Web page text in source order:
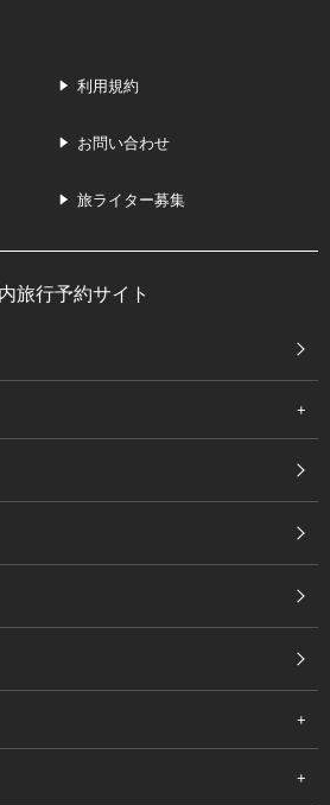
利用規約
お問い合わせ
旅ライター募集
旅行予約サイト